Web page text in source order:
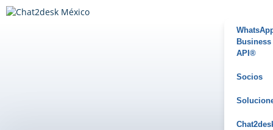
Business
API®
Socios